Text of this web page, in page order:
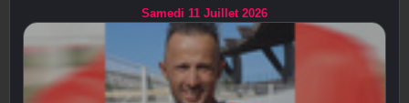
Samedi 11 Juillet 2026